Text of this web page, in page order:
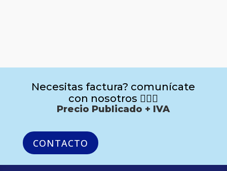
Necesitas factura? comunícate
con nosotros 🙋🏻‍♂️
Precio Publicado + IVA
CONTACTO